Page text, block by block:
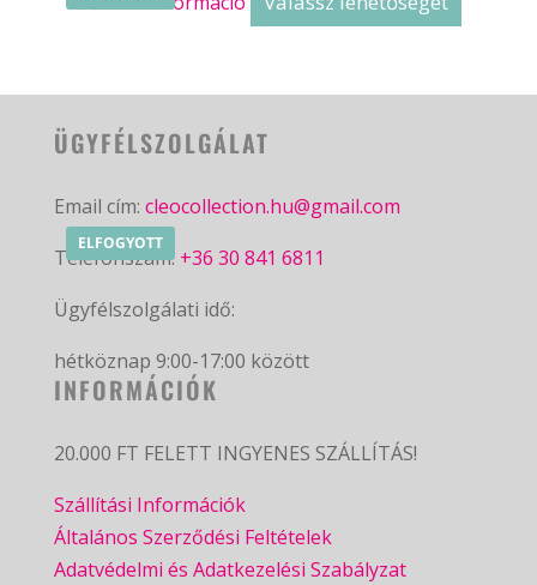
ELFOGYOTT
ÜGYFÉLSZOLGÁLAT
Email cím: cleocollection.hu@gmail.com
Telefonszám: +36 30 841 6811
Ügyfélszolgálati idő:
hétköznap 9:00-17:00 között
INFORMÁCIÓK
20.000 FT FELETT INGYENES SZÁLLÍTÁS!
Szállítási Információk
Általános Szerződési Feltételek
Adatvédelmi és Adatkezelési Szabályzat